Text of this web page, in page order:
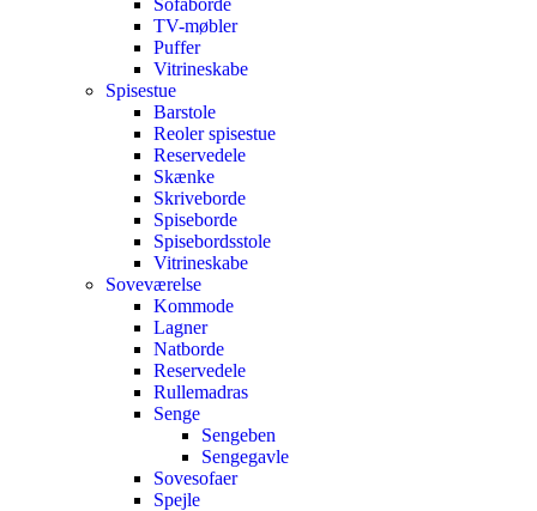
Sofaborde
TV-møbler
Puffer
Vitrineskabe
Spisestue
Barstole
Reoler spisestue
Reservedele
Skænke
Skriveborde
Spiseborde
Spisebordsstole
Vitrineskabe
Soveværelse
Kommode
Lagner
Natborde
Reservedele
Rullemadras
Senge
Sengeben
Sengegavle
Sovesofaer
Spejle